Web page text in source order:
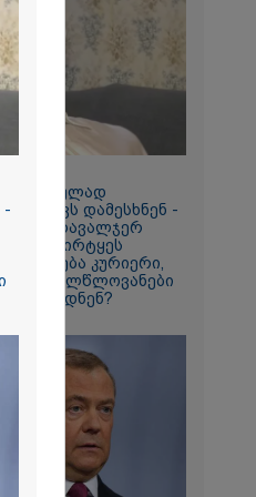
ლაჩრულად
და თავს დამესხნენ -
მრავალჯერ
მირტყეს
ჰყვება კურიერი,
-